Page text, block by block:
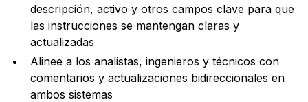
descripción, activo y otros campos clave para que
las instrucciones se mantengan claras y
actualizadas
Alinee a los analistas, ingenieros y técnicos con
comentarios y actualizaciones bidireccionales en
ambos sistemas